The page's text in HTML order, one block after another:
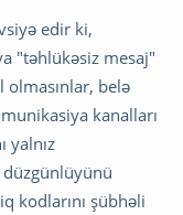
edir ki,
"təhlükəsiz mesaj"
olmasınlar, belə
kanalları
yalnız
kodlarını şübhəli